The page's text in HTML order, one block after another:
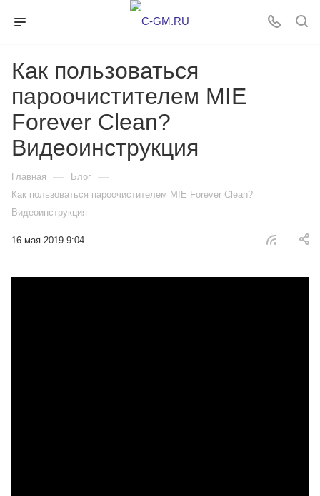
Как пользоваться
пароочистителем MIE
Forever Clean?
Видеоинструкция
Главная — Блог —
Как пользоваться пароочистителем MIE Forever Clean?
Видеоинструкция
16 мая 2019 9:04